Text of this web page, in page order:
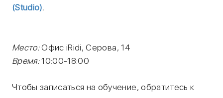
(Studio).
Место:Офис iRidi, Серова, 14
Время:10:00-18:00
Чтобы записаться на обучение, обратитесь к